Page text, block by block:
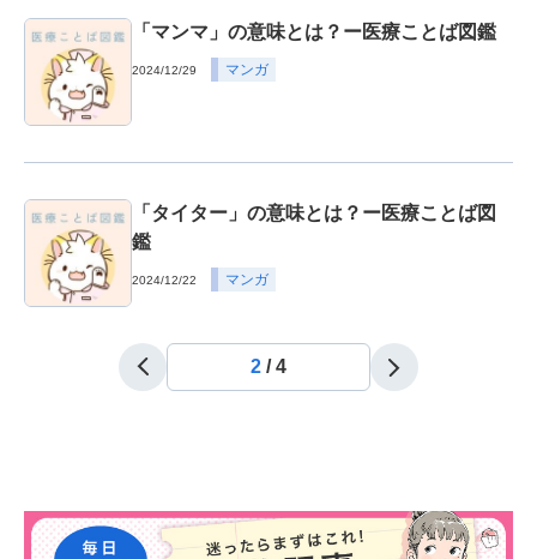
「マンマ」の意味とは？ー医療ことば図鑑
2024/12/29 マンガ
「タイター」の意味とは？ー医療ことば図
鑑
2024/12/22 マンガ
2 /4